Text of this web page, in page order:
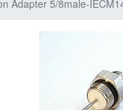
Adapter 5/8male-